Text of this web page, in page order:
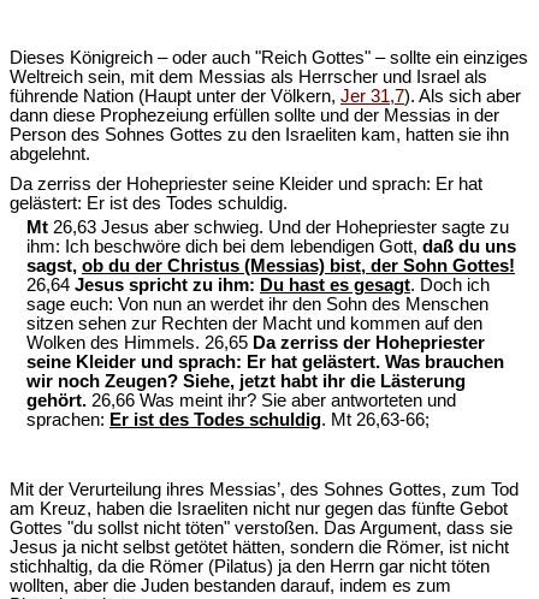
Dieses Königreich – oder auch "Reich Gottes" – sollte ein einziges
Weltreich sein, mit dem Messias als Herrscher und Israel als
führende Nation (Haupt unter der Völkern, Jer 31,7). Als sich aber
dann diese Prophezeiung erfüllen sollte und der Messias in der
Person des Sohnes Gottes zu den Israeliten kam, hatten sie ihn
abgelehnt.
Da zerriss der Hohepriester seine Kleider und sprach: Er hat
gelästert: Er ist des Todes schuldig.
Mt 26,63 Jesus aber schwieg. Und der Hohepriester sagte zu
ihm: Ich beschwöre dich bei dem lebendigen Gott, daß du uns
sagst, ob du der Christus (Messias) bist, der Sohn Gottes!
26,64 Jesus spricht zu ihm: Du hast es gesagt. Doch ich
sage euch: Von nun an werdet ihr den Sohn des Menschen
sitzen sehen zur Rechten der Macht und kommen auf den
Wolken des Himmels. 26,65 Da zerriss der Hohepriester
seine Kleider und sprach: Er hat gelästert. Was brauchen
wir noch Zeugen? Siehe, jetzt habt ihr die Lästerung
gehört. 26,66 Was meint ihr? Sie aber antworteten und
sprachen: Er ist des Todes schuldig. Mt 26,63-66;
Mit der Verurteilung ihres Messias’, des Sohnes Gottes, zum Tod
am Kreuz, haben die Israeliten nicht nur gegen das fünfte Gebot
Gottes "du sollst nicht töten" verstoßen. Das Argument, dass sie
Jesus ja nicht selbst getötet hätten, sondern die Römer, ist nicht
stichhaltig, da die Römer (Pilatus) ja den Herrn gar nicht töten
wollten, aber die Juden bestanden darauf, indem es zum